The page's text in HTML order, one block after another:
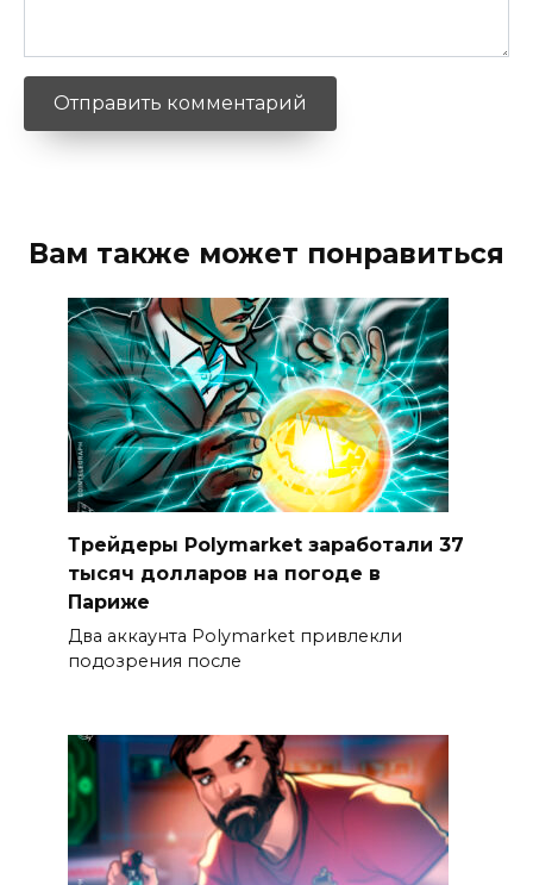
Вам также может понравиться
Трейдеры Polymarket заработали 37
тысяч долларов на погоде в
Париже
Два аккаунта Polymarket привлекли
подозрения после